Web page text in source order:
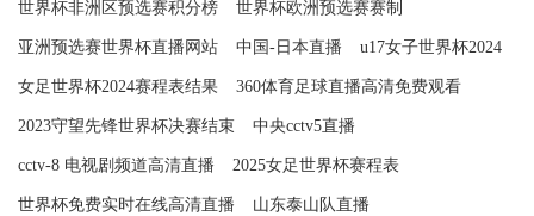
世界杯非洲区预选赛积分榜 世界杯欧洲预选赛赛制
亚洲预选赛世界杯直播网站 中国-日本直播 u17女子世界杯2024
女足世界杯2024赛程表结果 360体育足球直播高清免费观看
2023守望先锋世界杯决赛结束 中央cctv5直播
cctv-8 电视剧频道高清直播 2025女足世界杯赛程表
世界杯免费实时在线高清直播 山东泰山队直播